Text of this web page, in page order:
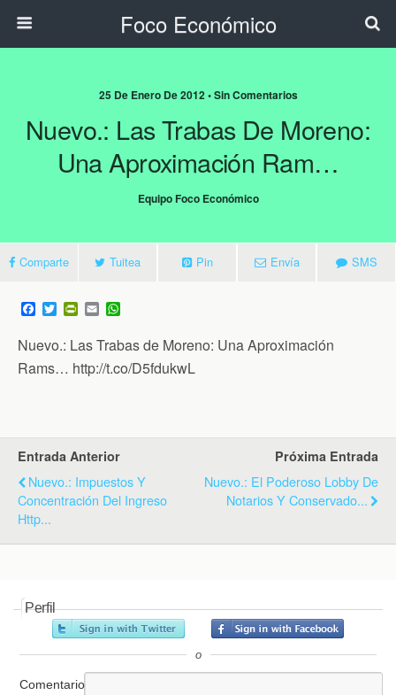
Foco Económico
25 De Enero De 2012 • Sin Comentarios
Nuevo.: Las Trabas De Moreno:
Una Aproximación Ram…
Equipo Foco Económico
Comparte Tuitea Pin Envía SMS
F
a
e
b
o
T
w
t
e
P
n
t
F
n
d
l
y
E
m
a
i
l
t
s
A
Nuevo.: Las Trabas de Moreno: Una Aproximación
Rams… http://t.co/D5fdukwL
Entrada Anterior
Nuevo.: Impuestos Y
Concentración Del Ingreso
Http...
Próxima Entrada
Nuevo.: El Poderoso Lobby De
Notarios Y Conservado...
Perfil
o
Comentario